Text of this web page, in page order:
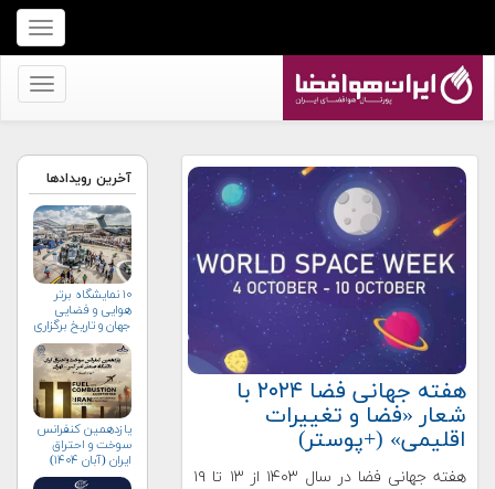
برای
نمایش
منو
برای
کنید
هفته جهانی فضا ۲۰۲۴ با
شعار «فضا و تغییرات
اقلیمی» (+پوستر)
هفته جهانی فضا در سال ۱۴۰۳ از ۱۳ تا ۱۹
آخرین رویدادها
۱۰ نمایشگاه برتر
هوایی و فضایی
جهان و تاریخ برگزاری
آن‌ها
یازدهمین کنفرانس
سوخت و احتراق
ایران (آبان‌ ۱۴۰۴)